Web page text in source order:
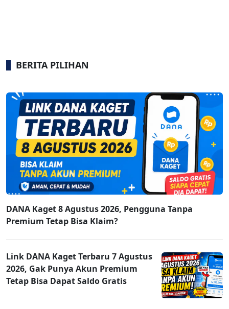
BERITA PILIHAN
DANA Kaget 8 Agustus 2026, Pengguna Tanpa
Premium Tetap Bisa Klaim?
Link DANA Kaget Terbaru 7 Agustus
2026, Gak Punya Akun Premium
Tetap Bisa Dapat Saldo Gratis